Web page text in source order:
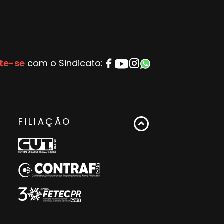
se com o Sindicato:
FILIAÇÃO